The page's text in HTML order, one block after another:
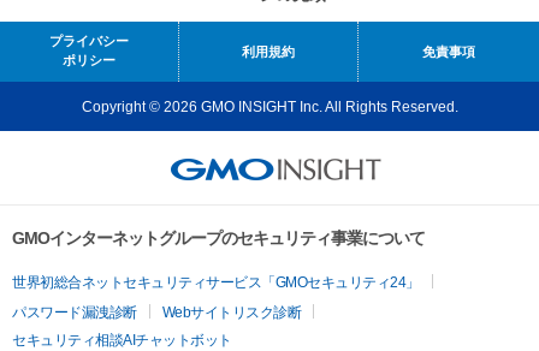
プライバシー
ポリシー
利用規約 免責事項
Copyright © 2026 GMO INSIGHT Inc. All Rights Reserved.
GMOインターネットグループのセキュリティ事業について
世界初総合ネットセキュリティサービス「GMOセキュリティ24」
パスワード漏洩診断
Webサイトリスク診断
セキュリティ相談AIチャットボット